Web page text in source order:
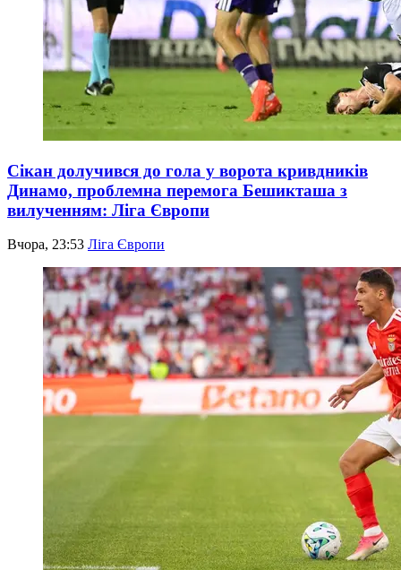
Сікан долучився до гола у ворота кривдників
Динамо, проблемна перемога Бешикташа з
вилученням: Ліга Європи
Вчора, 23:53 Ліга Європи